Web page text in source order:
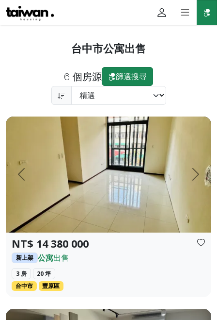
台中市公寓出售
6 個房源 篩選搜尋
上一頁 下一
NT$ 14 380 000
新上架 公寓出售
3 房
20 坪
台中市
豐原區
全新豐原三房 昇降車位（平面） 近廟東 及豐原火車站 出價即
后里市中心，成熟社區，大兩房， 平面車位， 本社區目前稀